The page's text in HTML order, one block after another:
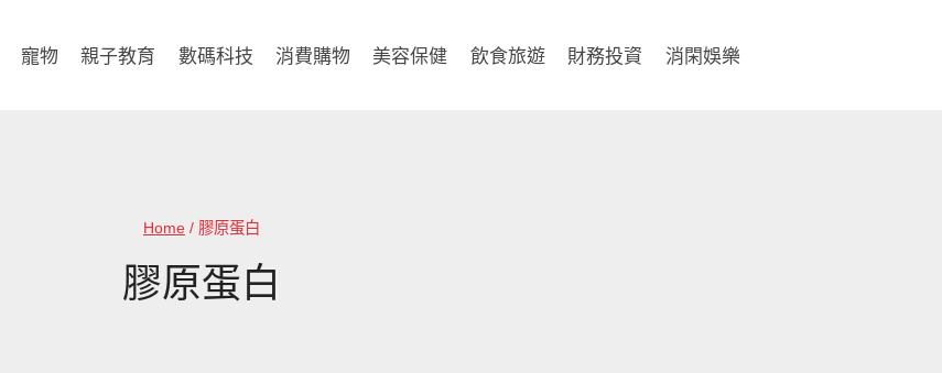
寵物 親子教育 數碼科技 消費購物 美容保健 飲食旅遊 財務投資 消閑娛樂
Home / 膠原蛋白
膠原蛋白